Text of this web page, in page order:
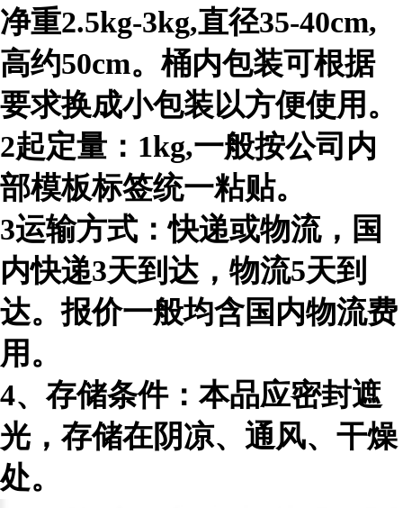
净重2.5kg-3kg,直径35-40cm,
高约50cm。桶内包装可根据
要求换成小包装以方便使用。
2起定量：1kg,一般按公司内
部模板标签统一粘贴。
3运输方式：快递或物流，国
内快递3天到达，物流5天到
达。报价一般均含国内物流费
用。
4、存储条件：本品应密封遮
光，存储在阴凉、通风、干燥
处。